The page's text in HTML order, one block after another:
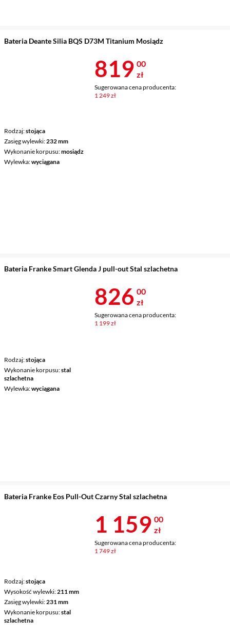
Bateria Deante Silia BQS D73M Titanium Mosiądz
Rodzaj stojąca
Zasięg wylewki 232 mm
Wykonanie korpusu mosiądz
Wylewka wyciągana
Cena 819 zł
819 00
zł
Sugerowana cena producenta:
1 249 zł
Bateria Franke Smart Glenda J pull-out Stal szlachetna
Rodzaj stojąca
Wykonanie korpusu stal
szlachetna
Wylewka wyciągana
Cena 826 zł
826 00
zł
Sugerowana cena producenta:
1 199 zł
Bateria Franke Eos Pull-Out Czarny Stal szlachetna
Rodzaj stojąca
Wysokość wylewki 211 mm
Zasięg wylewki 231 mm
Wykonanie korpusu stal
szlachetna
Cena 1 159 zł
1 159 00
zł
Sugerowana cena producenta:
1 749 zł